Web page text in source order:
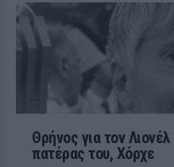
Θρήνος για τον
πατέρας του, Χόρχε